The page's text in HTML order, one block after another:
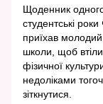
Щоденник
студентські
приїхав молодий
школи, щоб
фізичної
недоліками
зіткнутися.